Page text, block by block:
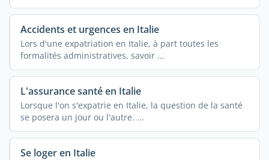
Accidents et urgences en Italie
Lors d'une expatriation en Italie, à part toutes les
formalités administratives, savoir ...
L'assurance santé en Italie
Lorsque l'on s'expatrie en Italie, la question de la santé
se posera un jour ou l'autre. ...
Se loger en Italie